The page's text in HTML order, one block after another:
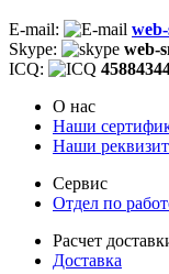
E-mail:
Skype:
web-
ICQ:
О нас
Наши
Наши
Сервис
Отдел по
Расчет
Доставка